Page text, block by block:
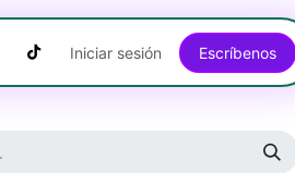
Iniciar sesión Escríbenos​​​​​​​​​​​​​​​​